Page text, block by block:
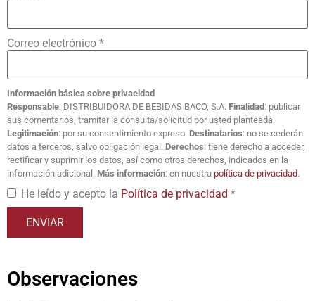
Correo electrónico *
Información básica sobre privacidad
Responsable: DISTRIBUIDORA DE BEBIDAS BACO, S.A. Finalidad : publicar
sus comentarios, tramitar la consulta/solicitud por usted planteada.
Legitimación: por su consentimiento expreso. Destinatarios: no se cederán
datos a terceros, salvo obligación legal. Derechos: tiene derecho a acceder,
rectificar y suprimir los datos, así como otros derechos, indicados en la
información adicional. Más información: en nuestra política de privacidad.
He leído y acepto la Política de privacidad *
Observaciones